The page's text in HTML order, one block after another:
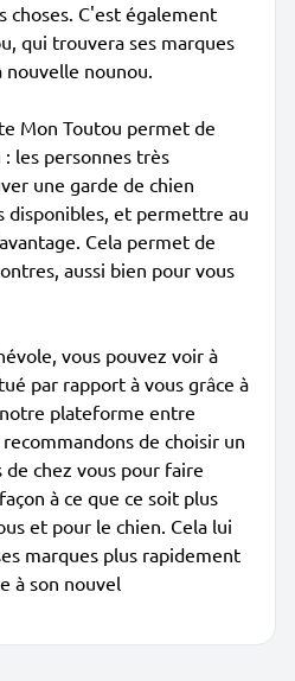
choses. C'est également
qui trouvera ses marques
nouvelle nounou.
Mon Toutou permet de
les personnes très
une garde de chien
disponibles, et permettre au
Cela permet de
aussi bien pour vous
vous pouvez voir à
par rapport à vous grâce à
plateforme entre
de choisir un
chez vous pour faire
à ce que ce soit plus
et pour le chien. Cela lui
marques plus rapidement
à son nouvel